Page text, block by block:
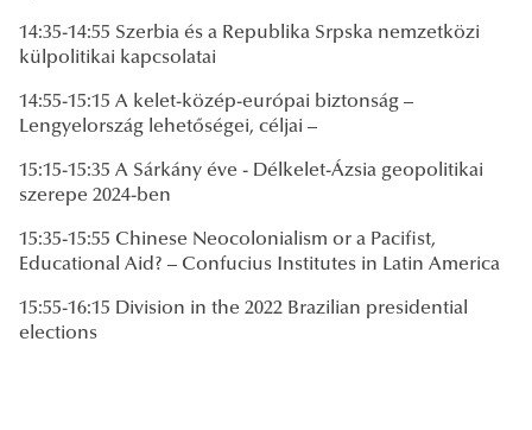
14:35-14:55 Szerbia és a Republika Srpska nemzetközi
külpolitikai kapcsolatai
14:55-15:15 A kelet-közép-európai biztonság –
Lengyelország lehetőségei, céljai –
15:15-15:35 A Sárkány éve - Délkelet-Ázsia geopolitikai
szerepe 2024-ben
15:35-15:55 Chinese Neocolonialism or a Pacifist,
Educational Aid? – Confucius Institutes in Latin America
15:55-16:15 Division in the 2022 Brazilian presidential
elections